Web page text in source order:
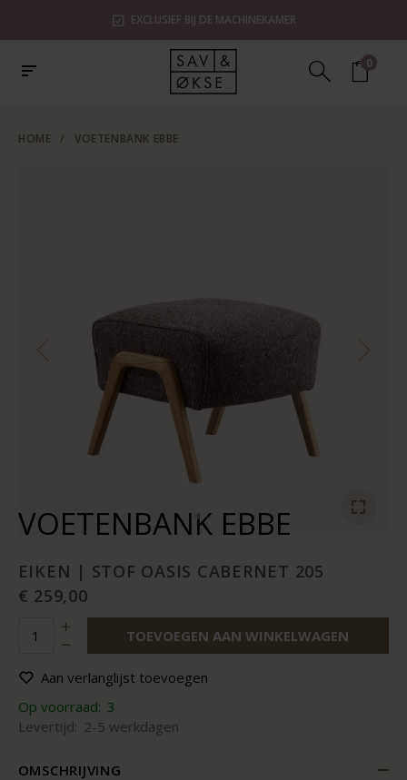
EXCLUSIEF BIJ DE MACHINEKAMER
0
HOME / VOETENBANK EBBE
VOETENBANK EBBE
EIKEN | STOF OASIS CABERNET 205
€ 259,00
TOEVOEGEN AAN WINKELWAGEN
Aan verlanglijst toevoegen
Op voorraad: 3
Levertijd: 2-5 werkdagen
OMSCHRIJVING